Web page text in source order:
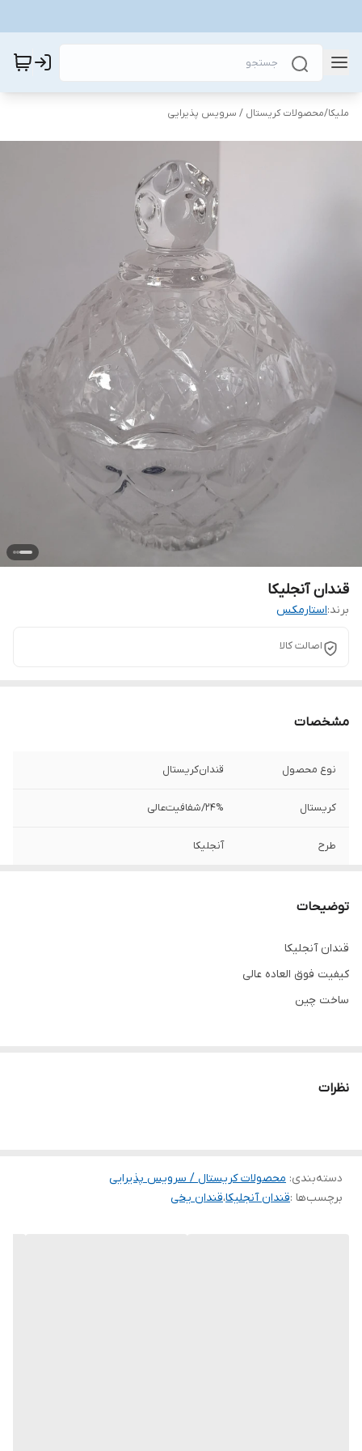
ملیکا/محصولات کریستال / سرویس پذیرایی
قندان آنجلیکا
برند:استارمکس
اصالت کالا
مشخصات
نوع محصول قندان‌کریستال
کریستال ۲۴%/شفافیت‌عالی
طرح آنجلیکا
توضیحات
قندان آنجلیکا
کیفیت فوق العاده عالی
ساخت چین
نظرات
دسته‌بندی: محصولات کریستال / سرویس پذیرایی
برچسب‌ها :قندان آنجلیکا،قندان یخی